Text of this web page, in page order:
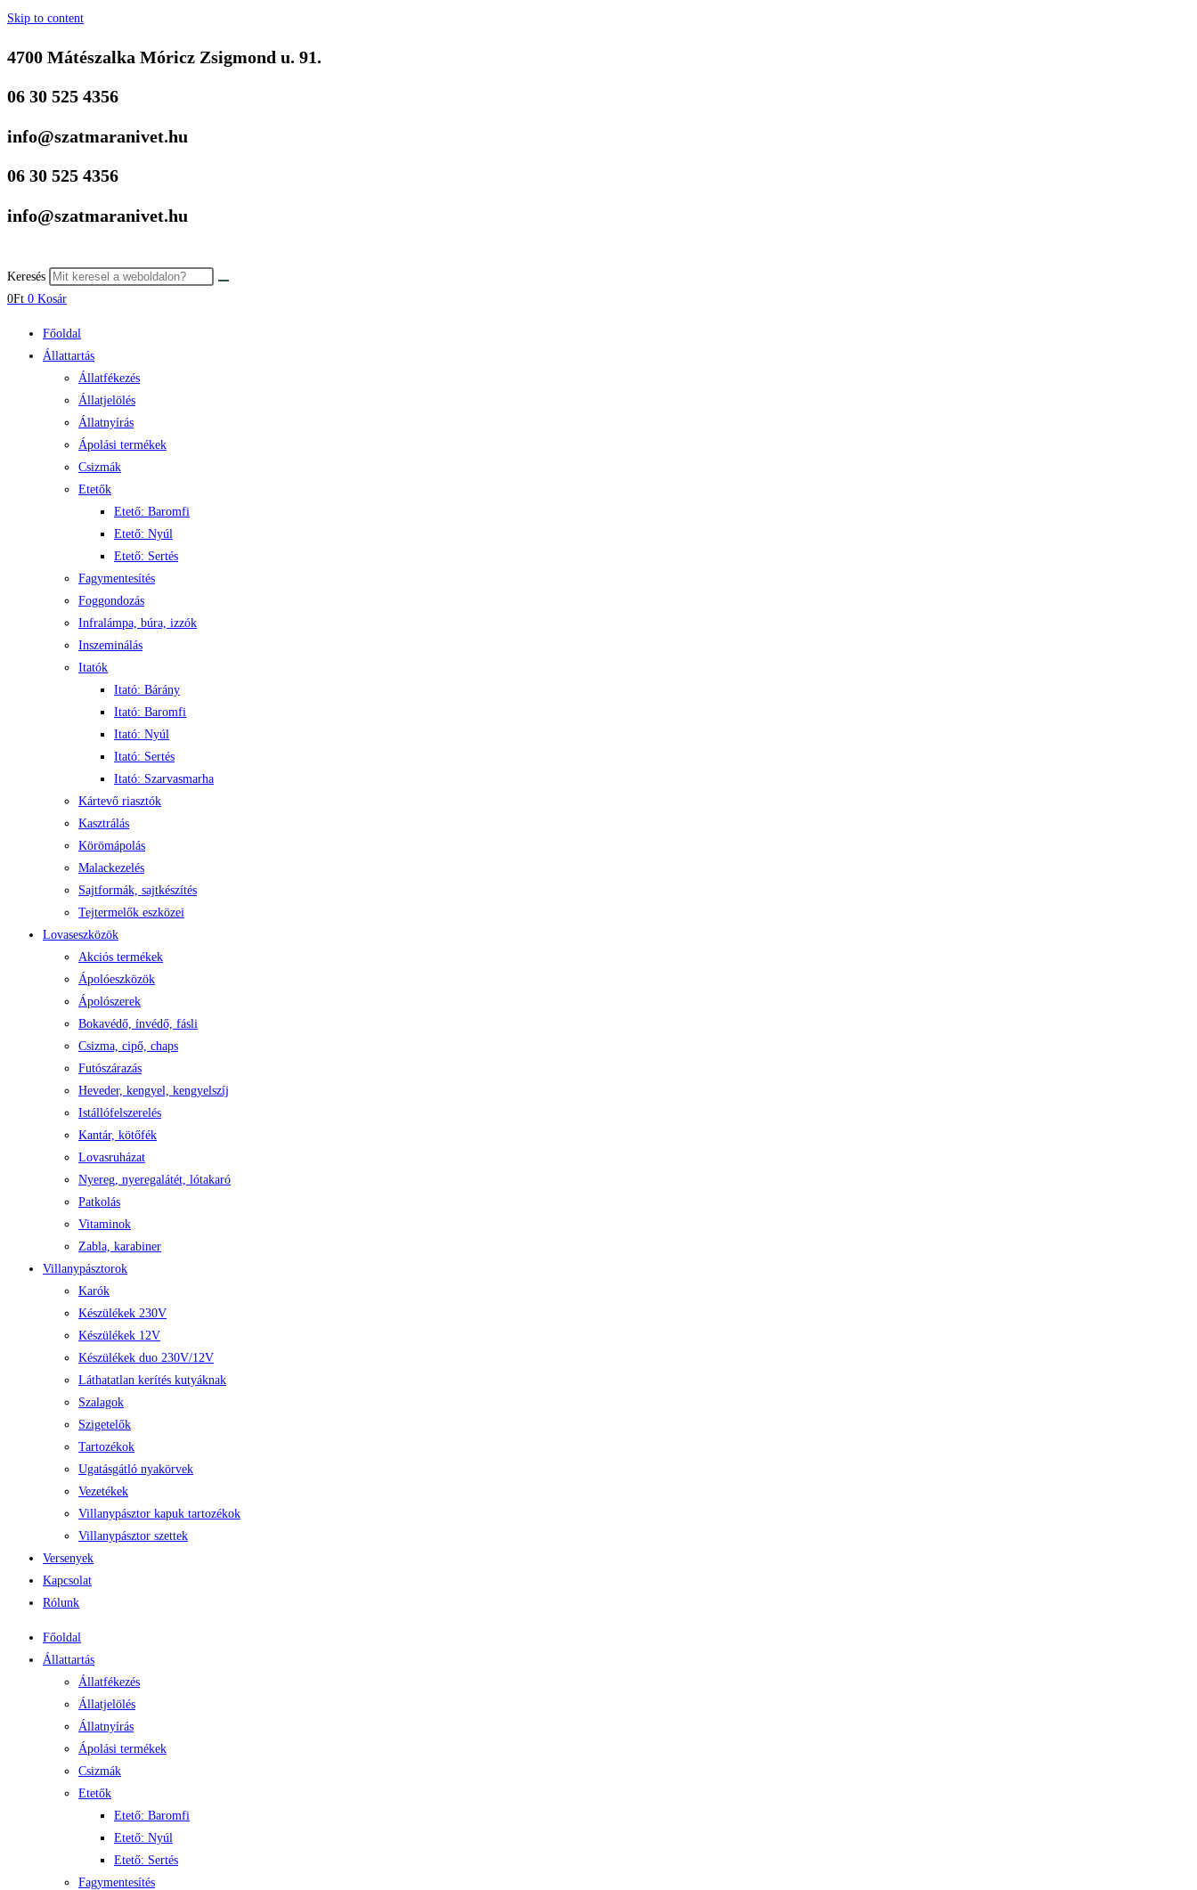
Skip to content
4700 Mátészalka Móricz Zsigmond u. 91.
06 30 525 4356
info@szatmaranivet.hu
06 30 525 4356
info@szatmaranivet.hu
Keresés
0Ft 0 Kosár
Főoldal
Állattartás
Állatfékezés
Állatjelölés
Állatnyírás
Ápolási termékek
Csizmák
Etetők
Etető: Baromfi
Etető: Nyúl
Etető: Sertés
Fagymentesítés
Foggondozás
Infralámpa, búra, izzók
Inszeminálás
Itatók
Itató: Bárány
Itató: Baromfi
Itató: Nyúl
Itató: Sertés
Itató: Szarvasmarha
Kártevő riasztók
Kasztrálás
Körömápolás
Malackezelés
Sajtformák, sajtkészítés
Tejtermelők eszközei
Lovaseszközök
Akciós termékek
Ápolóeszközök
Ápolószerek
Bokavédő, ínvédő, fásli
Csizma, cipő, chaps
Futószárazás
Heveder, kengyel, kengyelszíj
Istállófelszerelés
Kantár, kötőfék
Lovasruházat
Nyereg, nyeregalátét, lótakaró
Patkolás
Vitaminok
Zabla, karabiner
Villanypásztorok
Karók
Készülékek 230V
Készülékek 12V
Készülékek duo 230V/12V
Láthatatlan kerítés kutyáknak
Szalagok
Szigetelők
Tartozékok
Ugatásgátló nyakörvek
Vezetékek
Villanypásztor kapuk tartozékok
Villanypásztor szettek
Versenyek
Kapcsolat
Rólunk
Főoldal
Állattartás
Állatfékezés
Állatjelölés
Állatnyírás
Ápolási termékek
Csizmák
Etetők
Etető: Baromfi
Etető: Nyúl
Etető: Sertés
Fagymentesítés